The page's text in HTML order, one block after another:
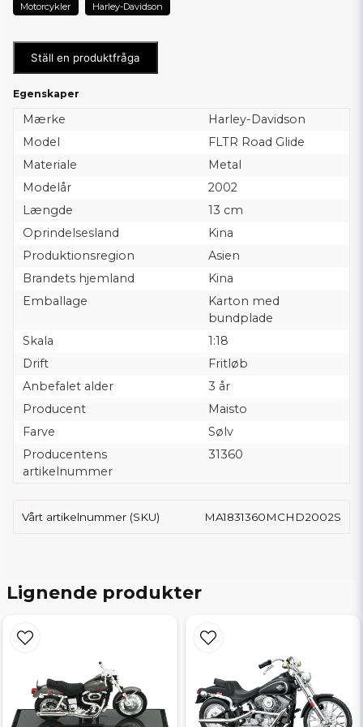
Motorcykler Harley-Davidson
Ställ en produktfråga
Egenskaper
Mærke
Harley-Davidson
Model
FLTR Road Glide
Materiale
Metal
Modelår
2002
Længde
13 cm
Oprindelsesland
Kina
Produktionsregion
Asien
Brandets hjemland
Kina
Emballage
Karton med
bundplade
Skala
1:18
Drift
Fritløb
Anbefalet alder
3 år
Producent
Maisto
Farve
Sølv
Producentens
artikelnummer
31360
Vårt artikelnummer (SKU) MA1831360MCHD2002S
Lignende produkter